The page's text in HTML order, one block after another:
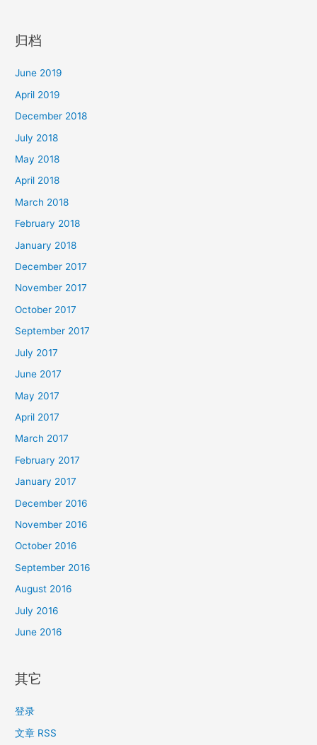
归档
June 2019
April 2019
December 2018
July 2018
May 2018
April 2018
March 2018
February 2018
January 2018
December 2017
November 2017
October 2017
September 2017
July 2017
June 2017
May 2017
April 2017
March 2017
February 2017
January 2017
December 2016
November 2016
October 2016
September 2016
August 2016
July 2016
June 2016
其它
登录
文章 RSS